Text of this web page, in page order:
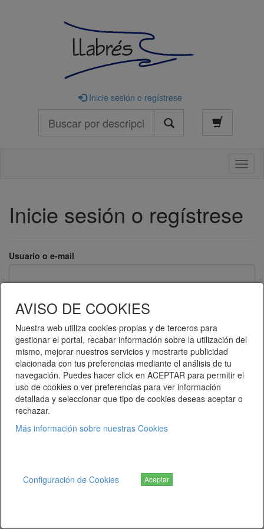
Inicie sesión o regístrese
Inicie sesión o regístrese
Usuario o e-mail
Recuérdame
Entrar
¿Ha olvidado su contraseña?
Telematel S.L.
AVISO DE COOKIES
Nuestra web utiliza cookies propias y de terceros para
gestionar el portal, recabar información sobre la utilización del
mismo, mejorar nuestros servicios y mostrarte publicidad
elacionada con tus preferencias mediante el análisis de tu
navegación. Puedes hacer click en ACEPTAR para permitir el
uso de cookies o ver preferencias para ver información
detallada y seleccionar que tipo de cookies deseas aceptar o
rechazar.
Más información sobre nuestras Cookies
Configuración de Cookies Aceptar